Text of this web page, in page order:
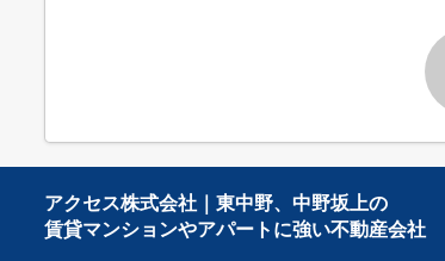
アクセス株式会社｜東中野、中野坂上の
賃貸マンションやアパートに強い不動産会社